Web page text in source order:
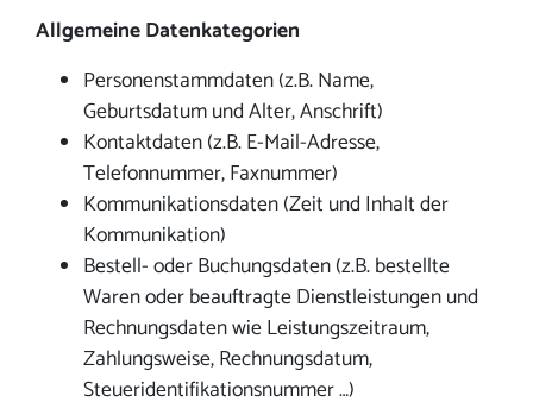
Allgemeine Datenkategorien
Personenstammdaten (z.B. Name,
Geburtsdatum und Alter, Anschrift)
Kontaktdaten (z.B. E-Mail-Adresse,
Telefonnummer, Faxnummer)
Kommunikationsdaten (Zeit und Inhalt der
Kommunikation)
Bestell- oder Buchungsdaten (z.B. bestellte
Waren oder beauftragte Dienstleistungen und
Rechnungsdaten wie Leistungszeitraum,
Zahlungsweise, Rechnungsdatum,
Steueridentifikationsnummer …)